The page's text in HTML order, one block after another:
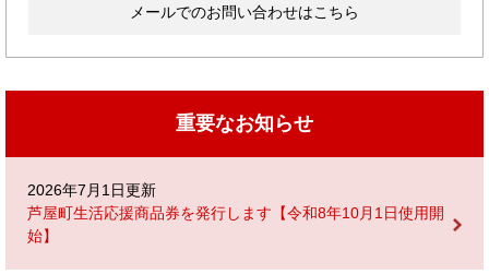
メールでのお問い合わせはこちら
重要なお知らせ
2026年7月1日更新
芦屋町生活応援商品券を発行します【令和8年10月1日使用開
始】